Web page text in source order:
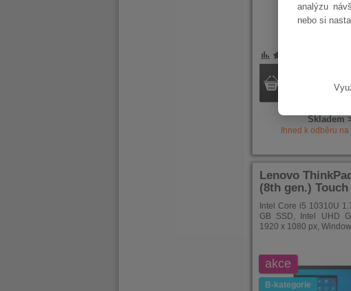
analýzu
nebo si
11
Skladem
Ihned k odběru na
POROVNÁNÍ
OBLÍBENÉ
Lenovo
(8th gen.) Touch
Intel Core i5 10310U
GB SSD, Intel UHD
1920 x 1080 px,
akce
B-kategorie